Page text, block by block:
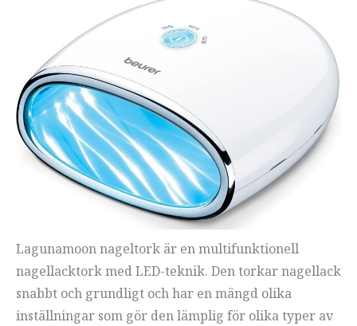
Lagunamoon nageltork är en multifunktionell
nagellacktork med LED-teknik. Den torkar nagellack
snabbt och grundligt och har en mängd olika
inställningar som gör den lämplig för olika typer av